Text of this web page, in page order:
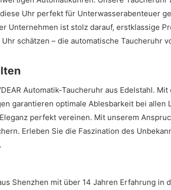
Uhr perfekt für Unterwasserabenteuer
Unternehmen ist stolz darauf, erstklassige
schätzen – die automatische Taucheruhr
Automatik-Taucheruhr aus Edelstahl.
garantieren optimale Ablesbarkeit bei
perfekt vereinen. Mit unserem
Erleben Sie die Faszination des
Shenzhen mit über 14 Jahren Erfahrung